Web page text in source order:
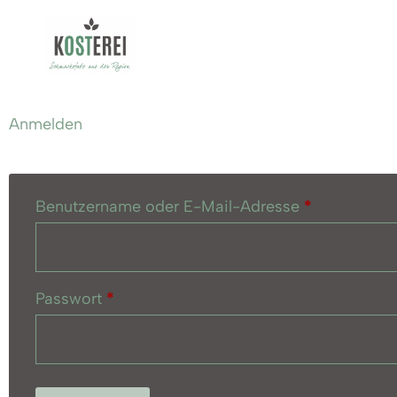
Anmelden
Benutzername oder E-Mail-Adresse *
Passwort *